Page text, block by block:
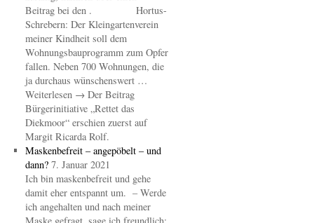
Beitrag bei den . Hortus-
Schrebern: Der Kleingartenverein
meiner Kindheit soll dem
Wohnungsbauprogramm zum Opfer
fallen. Neben 700 Wohnungen, die
ja durchaus wünschenswert …
Weiterlesen → Der Beitrag
Bürgerinitiative „Rettet das
Diekmoor“ erschien zuerst auf
Margit Ricarda Rolf.
Maskenbefreit – angepöbelt – und
dann? 7. Januar 2021
Ich bin maskenbefreit und gehe
damit eher entspannt um. – Werde
ich angehalten und nach meiner